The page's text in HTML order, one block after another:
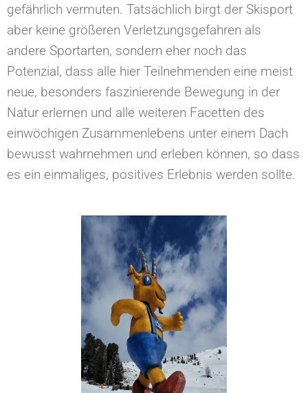
gefährlich vermuten. Tatsächlich birgt der Skisport
aber keine größeren Verletzungsgefahren als
andere Sportarten, sondern eher noch das
Potenzial, dass alle hier Teilnehmenden eine meist
neue, besonders faszinierende Bewegung in der
Natur erlernen und alle weiteren Facetten des
einwöchigen Zusammenlebens unter einem Dach
bewusst wahrnehmen und erleben können, so dass
es ein einmaliges, positives Erlebnis werden sollte.